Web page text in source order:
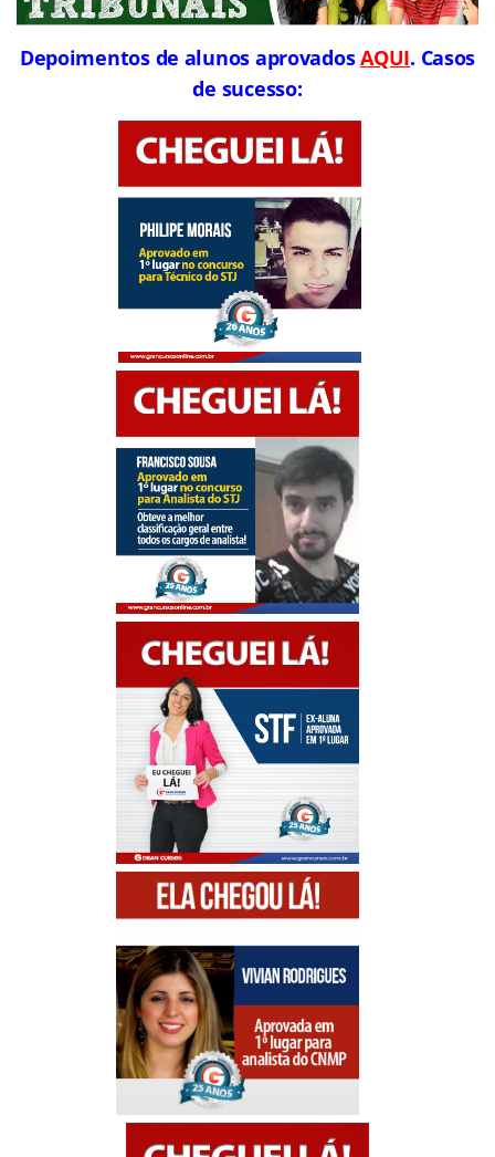
Depoimentos de alunos aprovadosAQUI. Casos
de sucesso: